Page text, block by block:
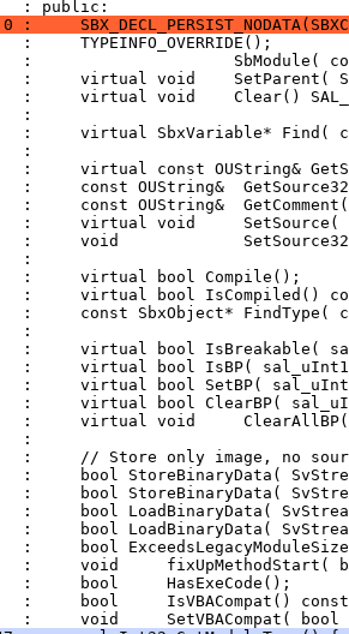
:
:     bool     IsVBACompat()
:     void     SetVBACompat( bool